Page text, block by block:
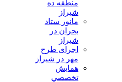
منطقه ده
شیراز
مانور ستاد
بحران در
شیراز
اجرای طرح
مهر در شیراز
همايش
تخصصي